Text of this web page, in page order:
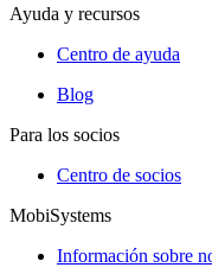
Ayuda y recursos
Centro de ayuda
Blog
Para los socios
Centro de socios
MobiSystems
Información sobre